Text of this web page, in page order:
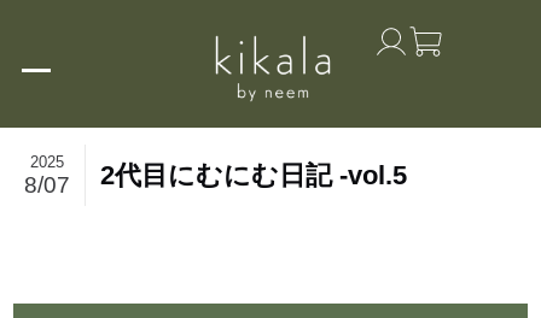
2代目にむにむ日記 -vol.5
2025
8/07